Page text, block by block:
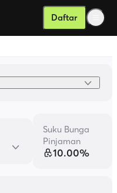
Daftar
Suku Bunga
Pinjaman
10.00%